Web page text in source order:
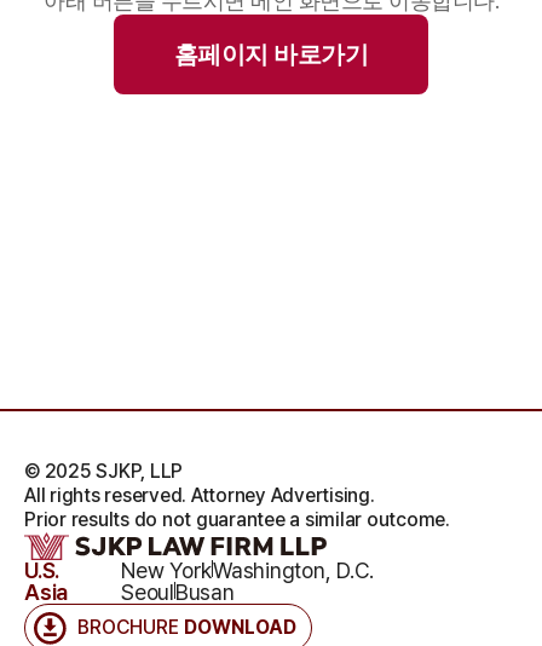
홈페이지 바로가기
BROCHURE DOWNLOAD
U.S. New YorkWashington, D.C.
Asia
SeoulBusan
© 2025 SJKP, LLP
All rights reserved. Attorney Advertising.
Prior results do not guarantee a similar outcome.